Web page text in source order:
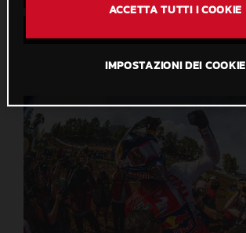
ACCETTA TUTTI I COOKIE
IMPOSTAZIONI DEI COOKIE